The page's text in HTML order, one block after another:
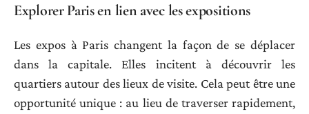
Explorer Paris en lien avec les expositions
Les expos à Paris changent la façon de se déplacer
dans la capitale. Elles incitent à découvrir les
quartiers autour des lieux de visite. Cela peut être une
opportunité unique : au lieu de traverser rapidement,